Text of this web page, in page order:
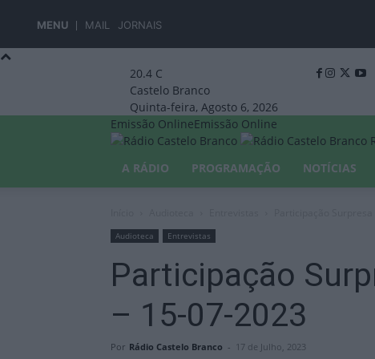
MENU MAIL JORNAIS
20.4 C
Castelo Branco
Quinta-feira, Agosto 6, 2026
Emissão OnlineEmissão Online
A RÁDIO
PROGRAMAÇÃO NOTÍCIAS
Audioteca Entrevistas
Participação
– 15-07-2023
Por Rádio Castelo Branco - 17 de Julho, 2023